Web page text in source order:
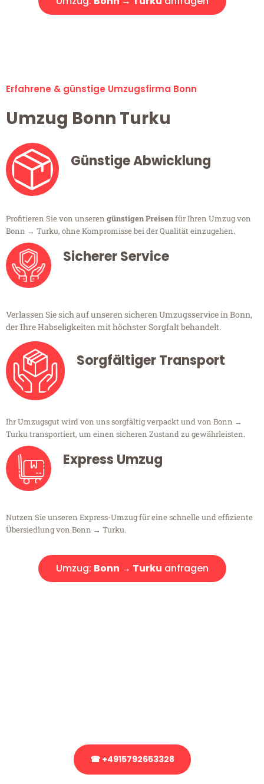
Erfahrene & günstige Umzugsfirma Bonn
Umzug Bonn Turku
Günstige Abwicklung
Profitieren Sie von unseren günstigen Preisenfür Ihren Umzug von
Bonn → Turku, ohne Kompromisse bei der Qualität einzugehen.
Sicherer Service
Verlassen Sie sich auf unseren sicheren Umzugsservice in Bonn,
der Ihre Habseligkeiten mit höchster Sorgfalt behandelt.
Sorgfältiger Transport
Ihr Umzugsgut wird von uns sorgfältig verpackt und von Bonn →
Turku transportiert, um einen sicheren Zustand zu gewährleisten.
Express Umzug
Nutzen Sie unseren Express-Umzug für eine schnelle und effiziente
Übersiedlung von Bonn → Turku.
Umzug: Bonn → Turku anfragen
☎ +4915792653328